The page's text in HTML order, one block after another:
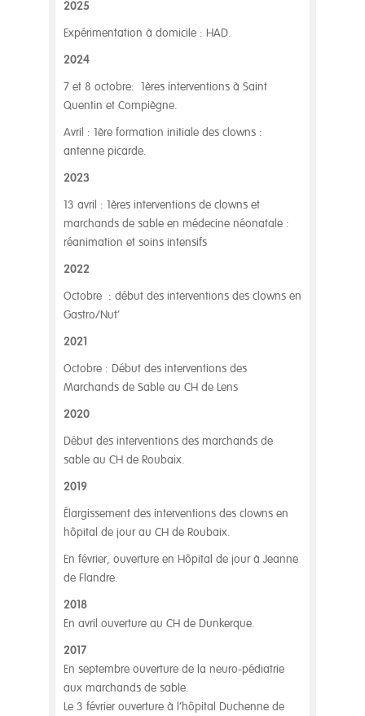
2025
Expérimentation à domicile : HAD.
2024
7 et 8 octobre: 1ères interventions à Saint
Quentin et Compiègne.
Avril : 1ère formation initiale des clowns :
antenne picarde.
2023
13 avril : 1ères interventions de clowns et
marchands de sable en médecine néonatale :
réanimation et soins intensifs
2022
Octobre : début des interventions des clowns en
Gastro/Nut’
2021
Octobre : Début des interventions des
Marchands de Sable au CH de Lens
2020
Début des interventions des marchands de
sable au CH de Roubaix.
2019
Élargissement des interventions des clowns en
hôpital de jour au CH de Roubaix.
En février, ouverture en Hôpital de jour à Jeanne
de Flandre.
2018
En avril ouverture au CH de Dunkerque.
2017
En septembre ouverture de la neuro-pédiatrie
aux marchands de sable.
Le 3 février ouverture à l’hôpital Duchenne de